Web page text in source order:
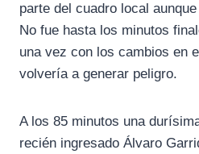
parte del cuadro local
No fue hasta los minutos
una vez con los cambios en
volvería a generar peligro.
A los 85 minutos una
recién ingresado Álvaro